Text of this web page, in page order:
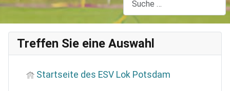
Treffen Sie eine Auswahl
Startseite des ESV Lok Potsdam